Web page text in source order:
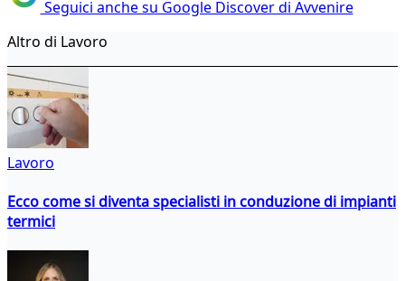
Seguici anche su Google Discover di Avvenire
Altro di Lavoro
Lavoro
Ecco come si diventa specialisti in conduzione di impianti
termici